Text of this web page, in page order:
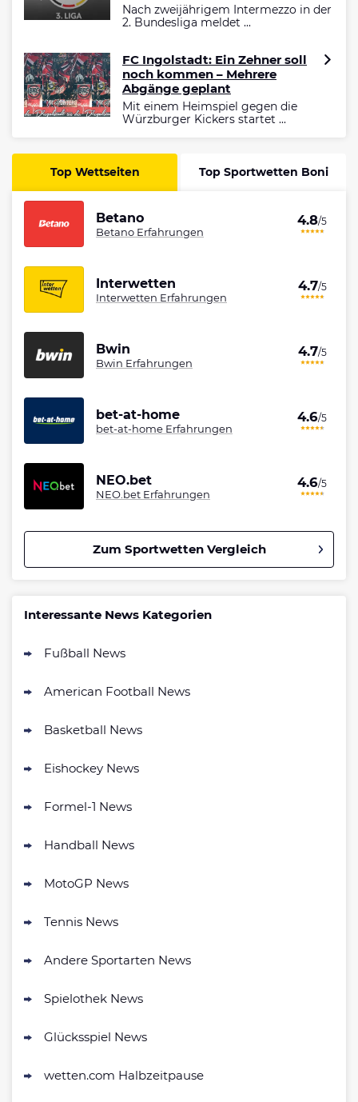
Nach zweijährigem Intermezzo in der
2. Bundesliga meldet ...
FC Ingolstadt: Ein Zehner soll
noch kommen – Mehrere
Abgänge geplant
Mit einem Heimspiel gegen die
Würzburger Kickers startet ...
Top Wettseiten Top Sportwetten Boni
Betano
Betano Erfahrungen
4.8/5
Interwetten
Interwetten Erfahrungen
4.7/5
Bwin
Bwin Erfahrungen
4.7/5
bet-at-home
bet-at-home Erfahrungen
4.6/5
NEO.bet
NEO.bet Erfahrungen
4.6/5
Zum Sportwetten Vergleich
100% bis zu 80€
Interwetten Bonus
AGB gelten
Bwin Bonus
500 % QUOTENBOOST + 100€
200% bis zu 50€
Interessante News Kategorien
Fußball News
American Football News
Basketball News
Eishockey News
Formel-1 News
Handball News
MotoGP News
Tennis News
Andere Sportarten News
Spielothek News
Glücksspiel News
wetten.com Halbzeitpause